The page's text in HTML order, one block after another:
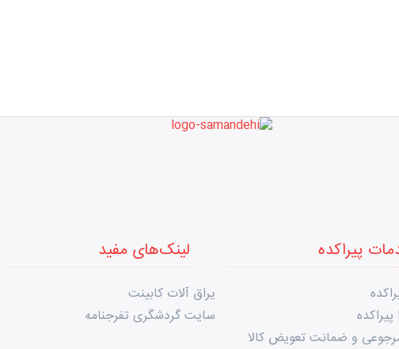
پیراکده
و ضمانت تعویض کالا
لینک‌های مفید
یراق آلات کابینت
سایت گردشگری تفرجنامه